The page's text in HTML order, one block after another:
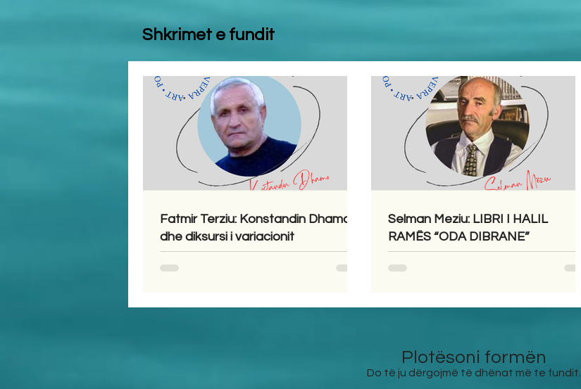
Shkrimet e fundit
Fatmir Terziu: Konstandin Dhamo
dhe diksursi i variacionit
Selman Meziu: LIBRI I HALIL
RAMËS “ODA DIBRANE”
Plotësoni formën
Do të ju dërgojmë të dhënat më te fundit.